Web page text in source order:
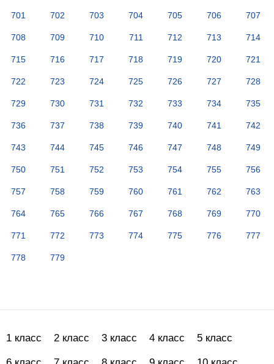
701 702 703 704 705 706 707
708 709 710 711 712 713 714
715 716 717 718 719 720 721
722 723 724 725 726 727 728
729 730 731 732 733 734 735
736 737 738 739 740 741 742
743 744 745 746 747 748 749
750 751 752 753 754 755 756
757 758 759 760 761 762 763
764 765 766 767 768 769 770
771 772 773 774 775 776 777
778 779
1 класс 2 класс 3 класс 4 класс 5 класс